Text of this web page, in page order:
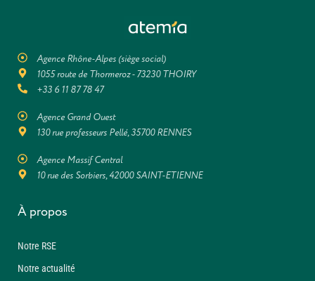
Agence Rhône-Alpes (siège social)
1055 route de Thormeroz - 73230 THOIRY
+33 6 11 87 78 47
Agence Grand Ouest
130 rue professeurs Pellé, 35700 RENNES
Agence Massif Central
10 rue des Sorbiers, 42000 SAINT-ETIENNE
À propos
Notre RSE
Notre actualité